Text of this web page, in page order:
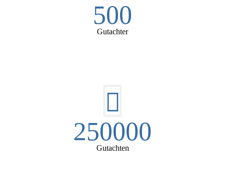
500
Gutachter
250000
Gutachten